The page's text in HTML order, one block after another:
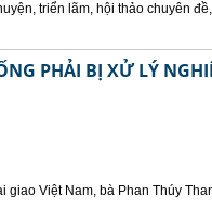
triển lãm, hội thảo chuyên
PHẢI BỊ XỬ LÝ
giao Việt Nam, bà Phan Thúy